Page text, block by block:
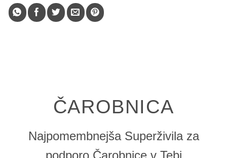
ČAROBNICA
Najpomembnejša Superživila za
podporo Čarobnice v Tebi